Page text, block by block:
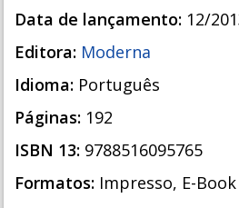
Data de lançamento: 12/
Editora: Moderna
Idioma: Português
Páginas: 192
ISBN 13: 9788516095765
Formatos: Impresso, E-Book